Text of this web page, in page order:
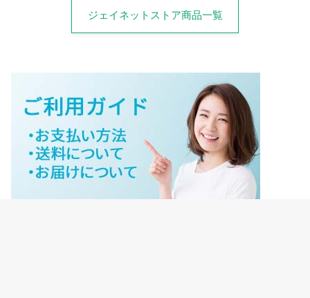
ジェイネットストア商品一覧